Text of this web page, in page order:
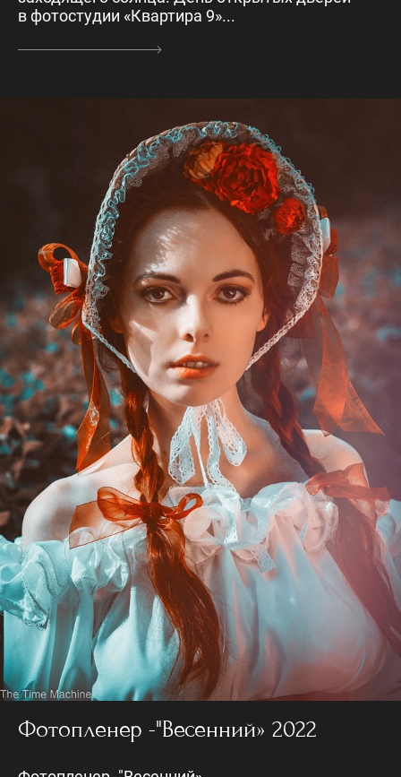
в фотостудии «Квартира 9»...
Фотопленер -"Весенний» 2022